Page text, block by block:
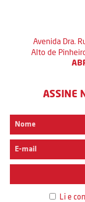
Avenida Dra.
Alto de
ASSINE
Li e